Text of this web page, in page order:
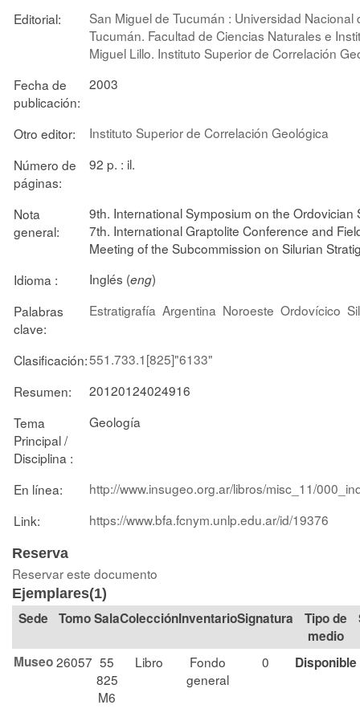
Editorial:
San Miguel de Tucumán : Universidad Nacional
Tucumán. Facultad de Ciencias Naturales e
Miguel Lillo. Instituto Superior de Correlación
Fecha de
publicación:
2003
Otro editor:
Instituto Superior de Correlación Geológica
Número de
páginas:
92 p. : il.
Nota
general:
9th. International Symposium on the Ordovician
7th. International Graptolite Conference and
Meeting of the Subcommission on Silurian
Idioma :
Inglés (eng)
Palabras
clave:
Estratigrafía Argentina Noroeste Ordovícico
Clasificación:551.733.1[825]"6133"
Resumen:
20120124024916
Tema
Principal /
Disciplina :
Geología
En línea:
http://www.insugeo.org.ar/libros/misc_11/
Link:
https://www.bfa.fcnym.unlp.edu.ar/id/19376
Reserva
Reservar este documento
Ejemplares(1)
Tomo SalaColección Signatura
Tipo de
medio
Museo26057 55
825
M6
Libro
Fondo
general
0 Disponible